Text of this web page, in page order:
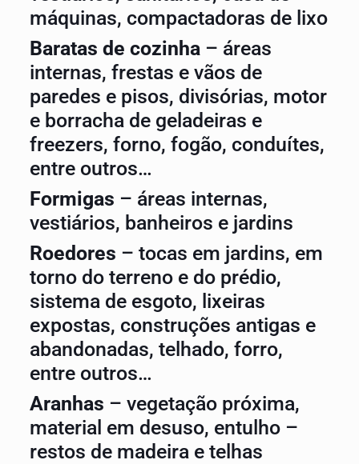
máquinas, compactadoras de lixo
Baratas de cozinha – áreas
internas, frestas e vãos de
paredes e pisos, divisórias, motor
e borracha de geladeiras e
freezers, forno, fogão, conduítes,
entre outros…
Formigas – áreas internas,
vestiários, banheiros e jardins
Roedores – tocas em jardins, em
torno do terreno e do prédio,
sistema de esgoto, lixeiras
expostas, construções antigas e
abandonadas, telhado, forro,
entre outros…
Aranhas – vegetação próxima,
material em desuso, entulho –
restos de madeira e telhas